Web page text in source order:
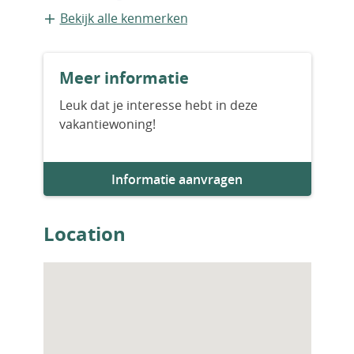
Geschakelde recreatiewoning
Bestaande bouw
Bouwjaar
Aantal slaapkamers
Aantal badkamers
Bekijk alle kenmerken
Meer informatie
Leuk dat je interesse hebt in deze
vakantiewoning!
Informatie aanvragen
Location